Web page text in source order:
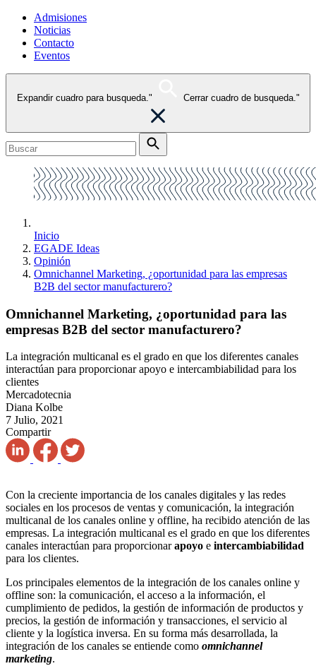
Admisiones
Noticias
Contacto
Eventos
Expandir cuadro para busqueda." Cerrar cuadro de busqueda."
Inicio
EGADE Ideas
Opinión
Omnichannel Marketing, ¿oportunidad para las empresas
B2B del sector manufacturero?
Omnichannel Marketing, ¿oportunidad para las
empresas B2B del sector manufacturero?
La integración multicanal es el grado en que los diferentes canales
interactúan para proporcionar apoyo e intercambiabilidad para los
clientes
Mercadotecnia
Diana Kolbe
7 Julio, 2021
Compartir
Con la creciente importancia de los canales digitales y las redes
sociales en los procesos de ventas y comunicación, la integración
multicanal de los canales online y offline, ha recibido atención de las
empresas. La integración multicanal es el grado en que los diferentes
canales interactúan para proporcionarapoyo e intercambiabilidad
para los clientes.
Los principales elementos de la integración de los canales online y
offline son: la comunicación, el acceso a la información, el
cumplimiento de pedidos, la gestión de información de productos y
precios, la gestión de información y transacciones, el servicio al
cliente y la logística inversa. En su forma más desarrollada, la
integración de los canales se entiende como omnichannel
marketing.